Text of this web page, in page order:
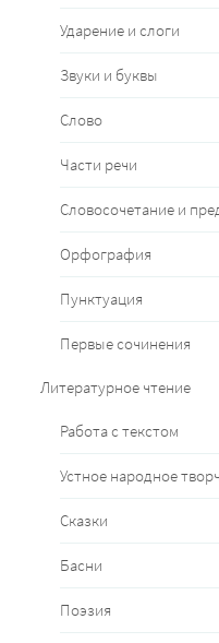
Ударение и слоги
Звуки и буквы
Слово
Части речи
Словосочетание и
Орфография
Пунктуация
Первые сочинения
Литературное чтение
Работа с текстом
Устное народное
Сказки
Басни
Поэзия